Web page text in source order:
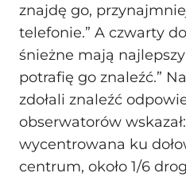
znajdę go,
telefonie.” A czwarty
śnieżne mają
potrafię go znaleźć.”
zdołali znaleźć
obserwatorów
wycentrowana ku
centrum, około 1/6